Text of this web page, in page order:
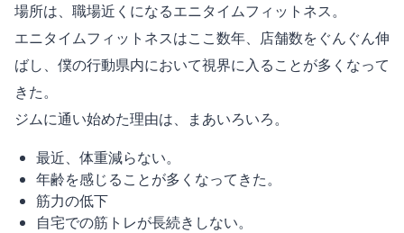
場所は、職場近くになるエニタイムフィットネス。
エニタイムフィットネスはここ数年、店舗数をぐんぐん伸
ばし、僕の行動県内において視界に入ることが多くなって
きた。
ジムに通い始めた理由は、まあいろいろ。
最近、体重減らない。
年齢を感じることが多くなってきた。
筋力の低下
自宅での筋トレが長続きしない。